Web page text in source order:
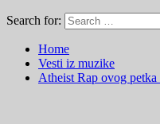
Search for:
Home
Vesti iz muzike
Atheist Rap ovog